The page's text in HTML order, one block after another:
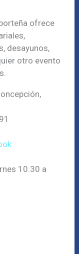
ofrece
desayunos,
otro evento
10.30 a